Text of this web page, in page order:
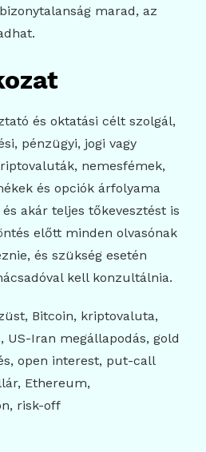
marad, az
és oktatási célt szolgál,
pénzügyi, jogi vagy
nemesfémek,
és opciók árfolyama
akár teljes tőkevesztést is
előtt minden olvasónak
és szükség esetén
kell konzultálnia.
Bitcoin, kriptovaluta,
US-Iran megállapodás, gold
open interest, put-call
Ethereum,
risk-off